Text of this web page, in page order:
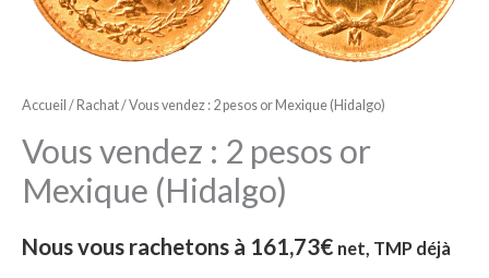
Accueil /Rachat/ Vous vendez : 2 pesos or Mexique (Hidalgo)
Vous vendez : 2 pesos or
Mexique (Hidalgo)
Nous vous rachetons à 161,73€ net, TMP déjà
pesos
(Hidalgo)